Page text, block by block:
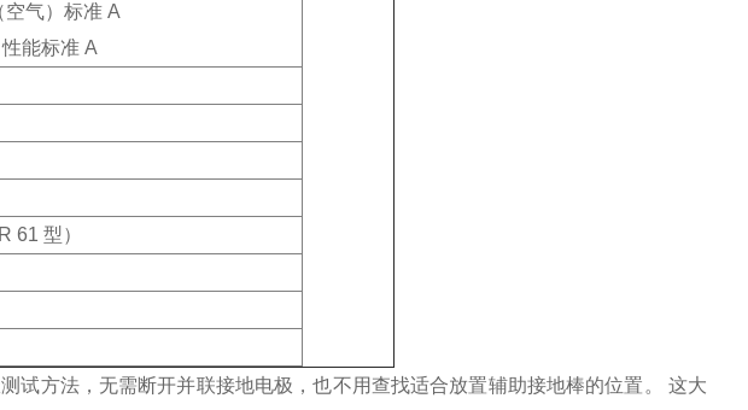
空气）标准 A
能标准 A
61 型）
试方法，无需断开并联接地电极，也不用查找适合放置辅助接地棒的位置。 这大